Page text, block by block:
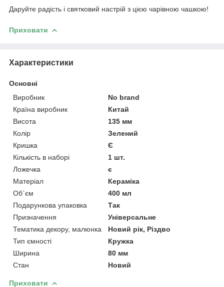
Даруйте радість і святковий настрій з цією чарівною чашкою!
Приховати
Характеристики
Основні
Виробник
No brand
Країна виробник
Китай
Висота
135 мм
Колір
Зелений
Кришка
Є
Кількість в наборі
1 шт.
Ложечка
є
Матеріал
Кераміка
Об`єм
400 мл
Подарункова упаковка
Так
Призначення
Універсальне
Тематика декору, малюнка
Новий рік, Різдво
Тип ємності
Кружка
Ширина
80 мм
Стан
Новий
Приховати